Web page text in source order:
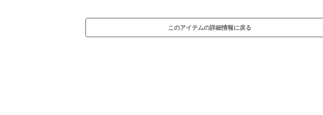
このアイテムの詳細情報に戻る